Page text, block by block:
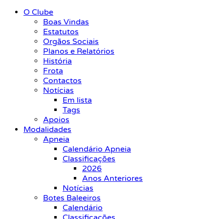
O Clube
Boas Vindas
Estatutos
Orgãos Sociais
Planos e Relatórios
História
Frota
Contactos
Notícias
Em lista
Tags
Apoios
Modalidades
Apneia
Calendário Apneia
Classificações
2026
Anos Anteriores
Notícias
Botes Baleeiros
Calendário